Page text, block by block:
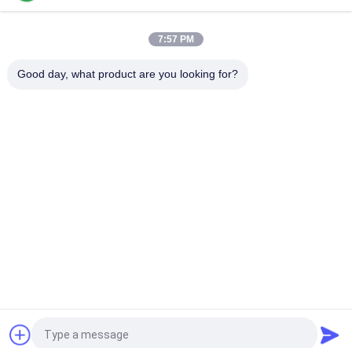
7:57 PM
Good day, what product are you looking for?